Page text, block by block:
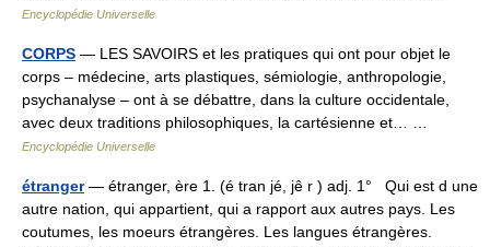
Encyclopédie Universelle
CORPS — LES SAVOIRS et les pratiques qui ont pour objet le
corps – médecine, arts plastiques, sémiologie, anthropologie,
psychanalyse – ont à se débattre, dans la culture occidentale,
avec deux traditions philosophiques, la cartésienne et… …
Encyclopédie Universelle
étranger— étranger, ère 1. (é tran jé, jê r ) adj. 1° Qui est d une
autre nation, qui appartient, qui a rapport aux autres pays. Les
coutumes, les moeurs étrangères. Les langues étrangères.